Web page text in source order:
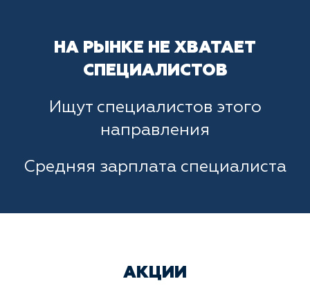
НА РЫНКЕ НЕ ХВАТАЕТ
СПЕЦИАЛИСТОВ
Ищут специалистов этого
направления
Средняя зарплата специалиста
АКЦИИ